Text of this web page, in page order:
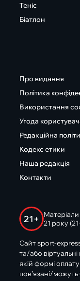
Теніс
Біатлон
Про видання
Політика
Використання
Угода
Редакційна
Кодекс етики
Наша редакція
Контакти
21+
21 року
Сайт sport-
та/або
якій формі
пов’язані/можуть